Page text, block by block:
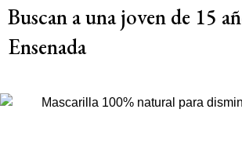
Buscan a una joven de 15
Ensenada